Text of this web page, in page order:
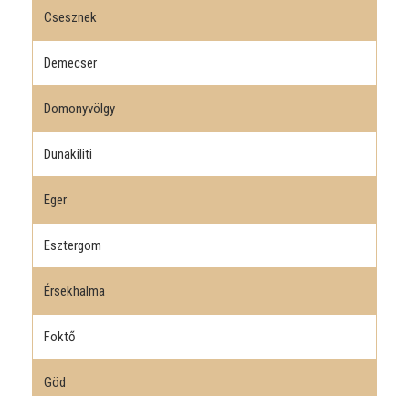
Csesznek
Demecser
Domonyvölgy
Dunakiliti
Eger
Esztergom
Érsekhalma
Foktő
Göd